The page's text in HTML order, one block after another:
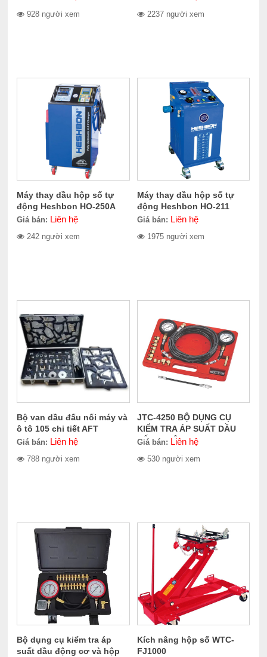
928 người xem 2237 người xem
Máy thay dầu hộp số tự
động Heshbon HO-250A
Giá bán: Liên hệ
242 người xem
Máy thay dầu hộp số tự
động Heshbon HO-211
Giá bán: Liên hệ
1975 người xem
Bộ van dầu đấu nối máy và
ô tô 105 chi tiết AFT
Giá bán: Liên hệ
788 người xem
JTC-4250 BỘ DỤNG CỤ
KIỂM TRA ÁP SUẤT DẦU
SỐ TỰ ĐỘNG
Giá bán: Liên hệ
530 người xem
Bộ dụng cụ kiểm tra áp
suất dầu động cơ và hộp
Kích nâng hộp số WTC-
FJ1000